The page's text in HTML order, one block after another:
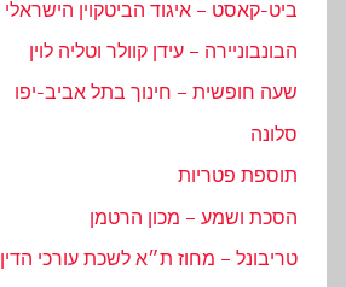
ביט-קאסט – איגוד הביטקוין הישראלי
הבונבוניירה – עידן קוולר וטליה לוין
שעה חופשית – חינוך בתל אביב-יפו
סלונה
תוספת פטריות
הסכת ושמע – מכון הרטמן
טריבונל – מחוז ת״א לשכת עורכי הדין